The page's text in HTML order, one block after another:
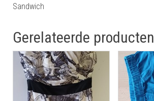
Sandwich
Gerelateerde producten